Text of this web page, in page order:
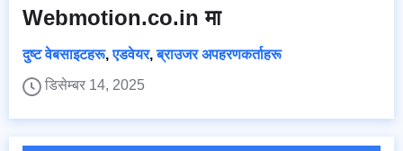
Webmotion.co.in मा
दुष्ट वेबसाइटहरू,एडवेयर,ब्राउजर अपहरणकर्ताहरू
डिसेम्बर 14, 2025